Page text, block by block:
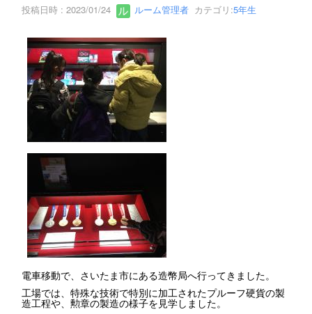
投稿日時 : 2023/01/24 ルーム管理者 カテゴリ:5年生
電車移動で、さいたま市にある造幣局へ行ってきました。
工場では、特殊な技術で特別に加工されたプルーフ硬貨の製
造工程や、勲章の製造の様子を見学しました。